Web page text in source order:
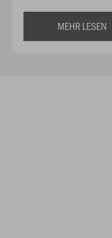
MEHR LESEN